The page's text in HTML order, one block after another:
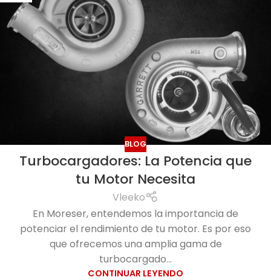
BLOG
Turbocargadores: La Potencia que
tu Motor Necesita
Vleeko
En Moreser, entendemos la importancia de
potenciar el rendimiento de tu motor. Es por eso
que ofrecemos una amplia gama de
turbocargado...
CONTINUAR LEYENDO